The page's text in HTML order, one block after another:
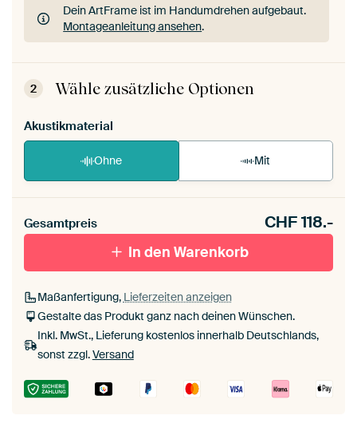
Dein ArtFrame ist im Handumdrehen aufgebaut.
Montageanleitung ansehen.
Dein ArtFrame ist im Handumdrehen aufgebaut.
Montageanleitung ansehen
2 Wähle zusätzliche Optionen
Akustikmaterial
Ohne Mit
Gesamtpreis CHF118.-
In den Warenkorb
Maßanfertigung, Lieferzeiten anzeigen
Gestalte das Produkt ganz nach deinen Wünschen.
Inkl. MwSt., Lieferung kostenlos innerhalb Deutschlands,
sonst zzgl.Versand